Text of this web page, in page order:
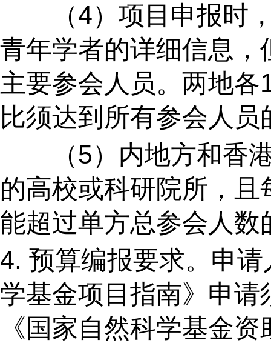
（4）项目申报时
青年学者的详细信息
主要参会人员。两地各
比须达到所有参会人员
（5）内地方和香
的高校或科研院所，
能超过单方总参会人数
4. 预算编报要求。申
学基金项目指南》申
《国家自然科学基金